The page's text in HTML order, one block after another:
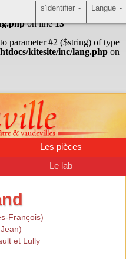
in
on line13
parameter #2 ($string) of type
kitesite/inc/lang.php on
Les pièces
Le lab
François)
et Lully
Langue
s'identifier